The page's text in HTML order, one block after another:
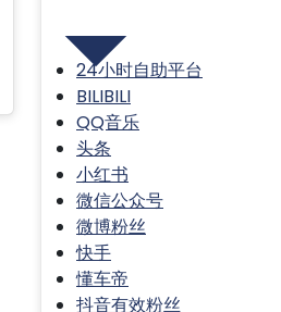
24小时自助平台
BILIBILI
QQ音乐
头条
小红书
微信公众号
微博粉丝
快手
懂车帝
抖音有效粉丝